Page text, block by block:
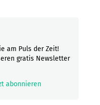
am Puls der Zeit!
gratis Newsletter
abonnieren